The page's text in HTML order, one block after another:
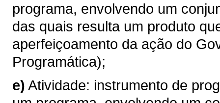
programa, envolvendo um
das quais resulta um produto
aperfeiçoamento da ação do
Programática);
e) Atividade: instrumento de